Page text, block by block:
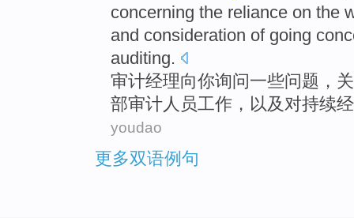
concerning the reliance on the
and consideration of going
auditing.
审计经理向你询问一些问题 ，
部审计 人员工作 ， 以及 对持续
youdao
更多双语例句